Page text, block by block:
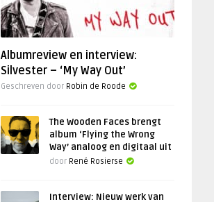
Albumreview en interview:
Silvester – ‘My Way Out’
Geschreven door Robin de Roode
The Wooden Faces brengt
album ‘Flying the Wrong
Way’ analoog en digitaal uit
door René Rosierse
Interview: Nieuw werk van